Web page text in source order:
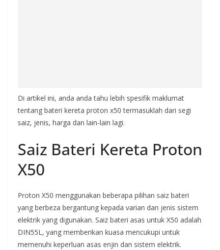
Di artikel ini, anda anda tahu lebih spesifik maklumat
tentang bateri kereta proton x50 termasuklah dari segi
saiz, jenis, harga dan lain-lain lagi.
Saiz Bateri Kereta Proton
X50
Proton X50 menggunakan beberapa pilihan saiz bateri
yang berbeza bergantung kepada varian dan jenis sistem
elektrik yang digunakan. Saiz bateri asas untuk X50 adalah
DIN55L, yang memberikan kuasa mencukupi untuk
memenuhi keperluan asas enjin dan sistem elektrik.